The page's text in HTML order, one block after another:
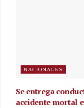
NACIONALES
Se entrega
accidente mortal